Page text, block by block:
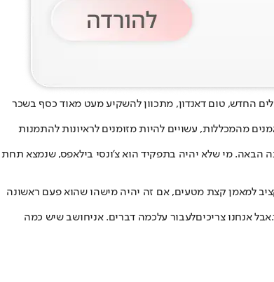
החדש, טום דאנדון, מתכוון להשקיע מעט מאוד כסף בשכר
מהמכללות, עשויים להיות מזומנים לראיונות להתמנות
הבאה. מי שלא יהיה בתפקיד הוא צ'ונסי בילאפס, שנמצא תחת
למאמן קצת מטעים, אם זה יהיה מישהו שהוא פעם ראשונה
.אבל אנחנו צריכיםלעבור עלכמה דברים. אניחושב שיש כמה